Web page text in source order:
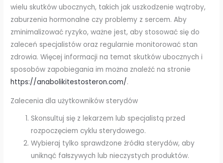
wielu skutków ubocznych, takich jak uszkodzenie wątroby,
zaburzenia hormonalne czy problemy z sercem. Aby
zminimalizować ryzyko, ważne jest, aby stosować się do
zaleceń specjalistów oraz regularnie monitorować stan
zdrowia. Więcej informacji na temat skutków ubocznych i
sposobów zapobiegania im można znaleźć na stronie
https://anabolikitestosteron.com/.
Zalecenia dla użytkowników sterydów
Skonsultuj się z lekarzem lub specjalistą przed
rozpoczęciem cyklu sterydowego.
Wybieraj tylko sprawdzone źródła sterydów, aby
uniknąć fałszywych lub nieczystych produktów.